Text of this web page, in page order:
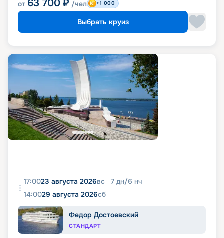
от 63 700 ₽ /чел +1 000
Выбрать круиз
17:0023 августа 2026вс 7 дн/6 нч
14:0029 августа 2026сб
Федор Достоевский
СТАНДАРТ